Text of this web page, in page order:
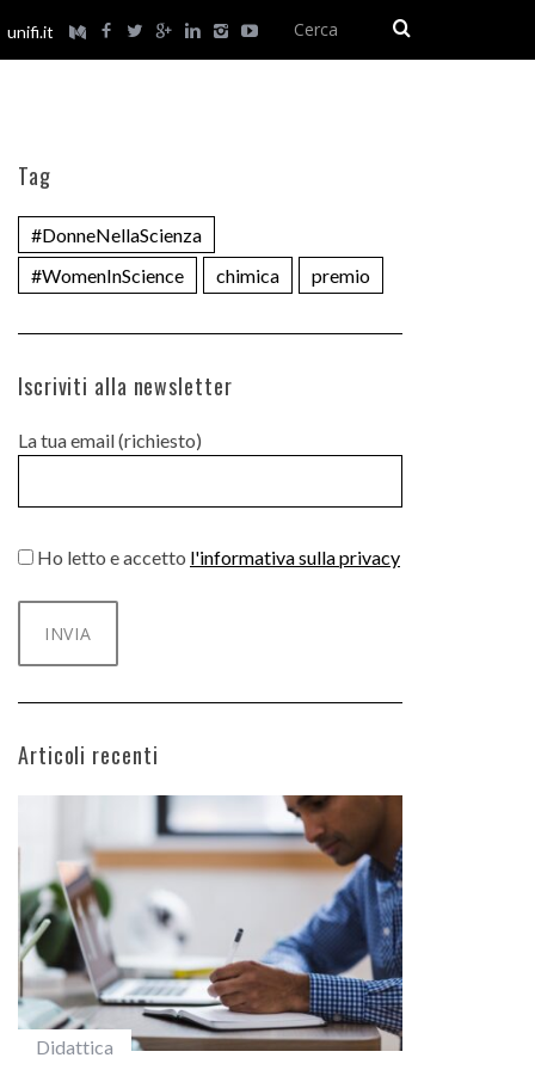
unifi.it
Tag
#DonneNellaScienza
#WomenInScience
chimica premio
Iscriviti alla newsletter
La tua email (richiesto)
Ho letto e accetto l'informativa sulla privacy
Articoli recenti
#studentiunifi